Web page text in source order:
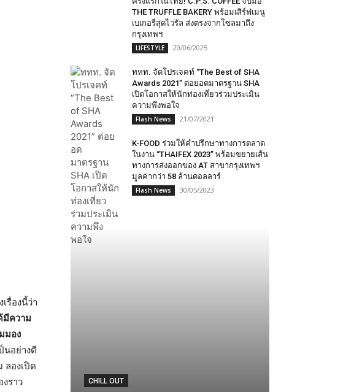
รื่องนี้ว่า
มีความ
มอง
นอย่างดี
ลองเปิด
ราว
THE TRUFFLE BAKERY พร้อมเสิร์ฟเมนู
เบเกอรี่สุดไวรัล ส่งตรงจากโซลมาถึง
กรุงเทพฯ
LIFESTYLE 20/06/2025
ททท. จัดโปรเจคท์ “The Best of SHA
Awards 2021” ต่อยอดมาตรฐาน SHA
เปิดโอกาสให้นักท่องเที่ยวร่วมประเมิน
ความพึงพอใจ
Flash News 21/07/2021
K-FOOD ร่วมให้คำปรึกษาทางการตลาด
ในงาน “THAIFEX 2023” พร้อมขยายเส้น
ทางการส่งออกของ AT สาขากรุงเทพฯ
มูลค่ากว่า 58 ล้านดอลลาร์
Flash News 30/05/2023
CHILL OUT